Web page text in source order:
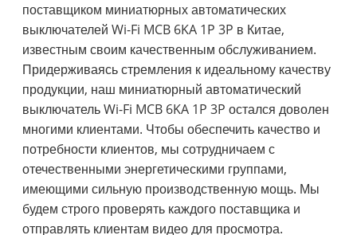
поставщиком миниатюрных автоматических
выключателей Wi-Fi MCB 6KA 1P 3P в Китае,
известным своим качественным обслуживанием.
Придерживаясь стремления к идеальному качеству
продукции, наш миниатюрный автоматический
выключатель Wi-Fi MCB 6KA 1P 3P остался доволен
многими клиентами. Чтобы обеспечить качество и
потребности клиентов, мы сотрудничаем с
отечественными энергетическими группами,
имеющими сильную производственную мощь. Мы
будем строго проверять каждого поставщика и
отправлять клиентам видео для просмотра.